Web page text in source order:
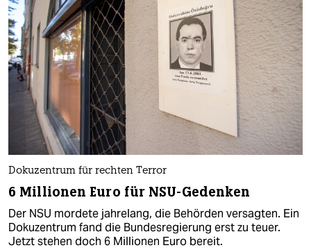
Dokuzentrum für rechten Terror
6 Millionen Euro für NSU-Gedenken
Der NSU mordete jahrelang, die Behörden versagten. Ein
Dokuzentrum fand die Bundesregierung erst zu teuer.
Jetzt stehen doch 6 Millionen Euro bereit.